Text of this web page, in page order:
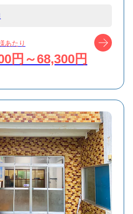
リクエスト受付
商品対象
あたり
円～68,300円